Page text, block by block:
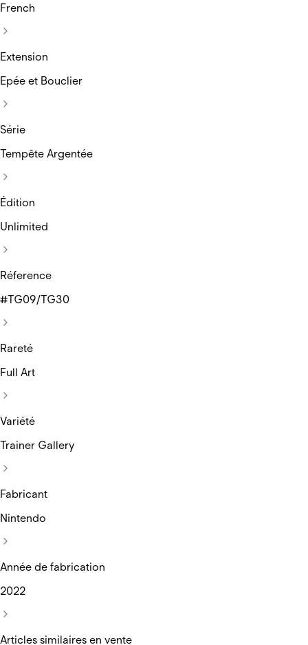
French
Extension
Epée et Bouclier
Série
Tempête Argentée
Édition
Unlimited
Réference
#TG09/TG30
Rareté
Full Art
Variété
Trainer Gallery
Fabricant
Nintendo
Année de fabrication
2022
Articles similaires en vente